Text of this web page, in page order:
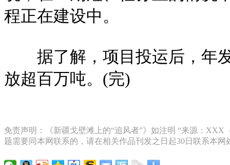
程正在建设中。
据了解，项目投运后，年发
放超百万吨。(完)
免责声明：《新疆戈壁滩上的“追风者”》如注明 “来源：
题需要同本网联系的，请在相关作品刊发之日起30日联系本网